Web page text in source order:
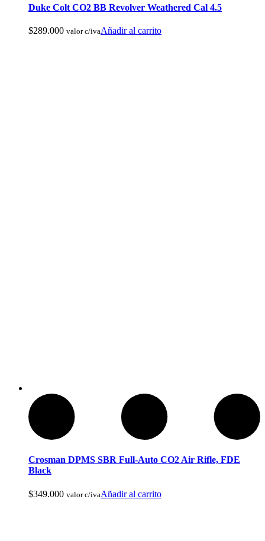
Duke Colt CO2 BB Revolver Weathered Cal 4.5
$289.000 valor c/ivaAñadir al carrito
Crosman DPMS SBR Full-Auto CO2 Air Rifle, FDE
Black
$349.000 valor c/ivaAñadir al carrito